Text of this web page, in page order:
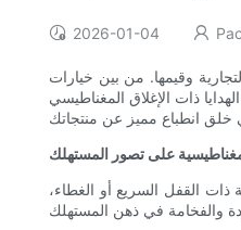
2026-01-04
وقيمها. من بين خيارات
ذات الإغلاق المغناطيسي
على تصور المستهلك
ذات القفل السريع أو الغطاء،